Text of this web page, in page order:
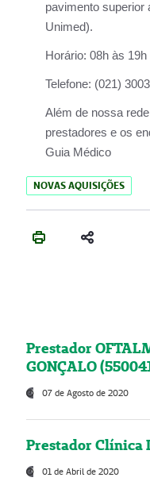
pavimento superior
Unimed).
Horário: 08h às 19h
Telefone: (021)
Além de nossa
prestadores e os
Guia Médico
NOVAS AQUISIÇÕES
Prestador
GONÇALO
07 de Agosto de 2020
Prestador Clínica
01 de Abril de 2020